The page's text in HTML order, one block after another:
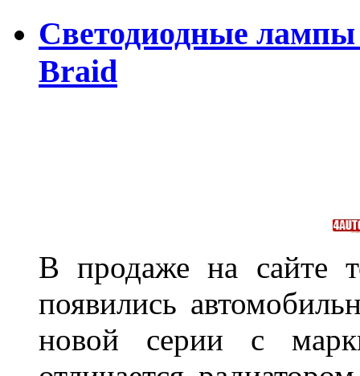
Светодиодные лампы
Braid
В продаже на сайте
появились
новой серии с